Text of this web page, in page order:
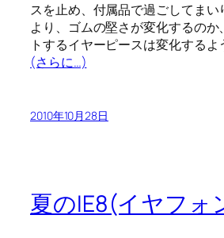
スを止め、付属品で過ごしてまい
より、ゴムの堅さが変化するのか
トするイヤーピースは変化するよ
(さらに…)
2010年10月28日
夏のIE8(イヤフォ